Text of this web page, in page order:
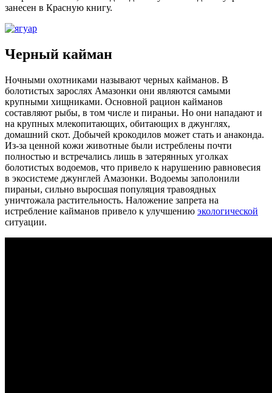
занесен в Красную книгу.
Черный кайман
Ночными охотниками называют черных кайманов. В
болотистых зарослях Амазонки они являются самыми
крупными хищниками. Основной рацион кайманов
составляют рыбы, в том числе и пираньи. Но они нападают и
на крупных млекопитающих, обитающих в джунглях,
домашний скот. Добычей крокодилов может стать и анаконда.
Из-за ценной кожи животные были истреблены почти
полностью и встречались лишь в затерянных уголках
болотистых водоемов, что привело к нарушению равновесия
в экосистеме джунглей Амазонки. Водоемы заполонили
пираньи, сильно выросшая популяция травоядных
уничтожала растительность. Наложение запрета на
истребление кайманов привело к улучшению экологической
ситуации.